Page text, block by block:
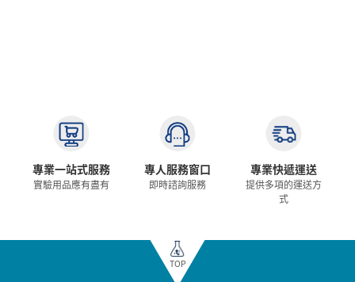
專業一站式服務
實驗用品應有盡有
專人服務窗口
即時諮詢服務
專業快遞運送
提供多項的運送方
式
TOP